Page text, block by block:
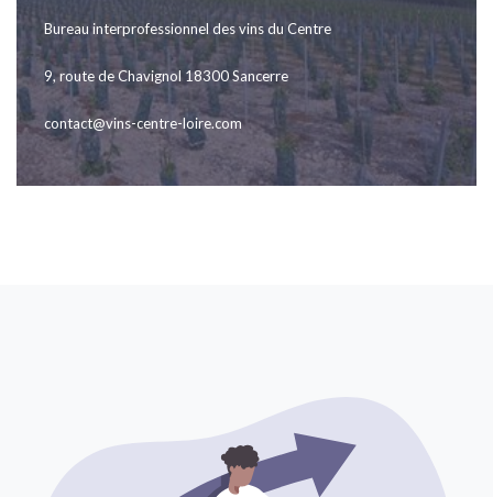
Bureau interprofessionnel des vins du Centre
9, route de Chavignol 18300 Sancerre
contact@vins-centre-loire.com